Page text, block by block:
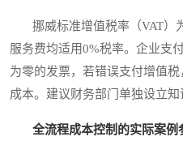
挪威标准增值税率（VAT）
服务费均适用0%税率。企业支
为零的发票，若错误支付增值
成本。建议财务部门单独设立知
全流程成本控制的实际案例